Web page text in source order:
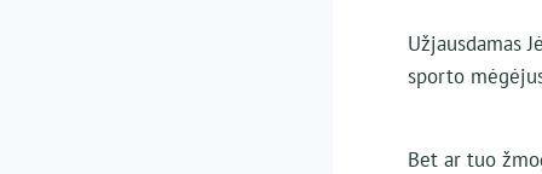
Užjausdamas
sporto
Bet ar tuo